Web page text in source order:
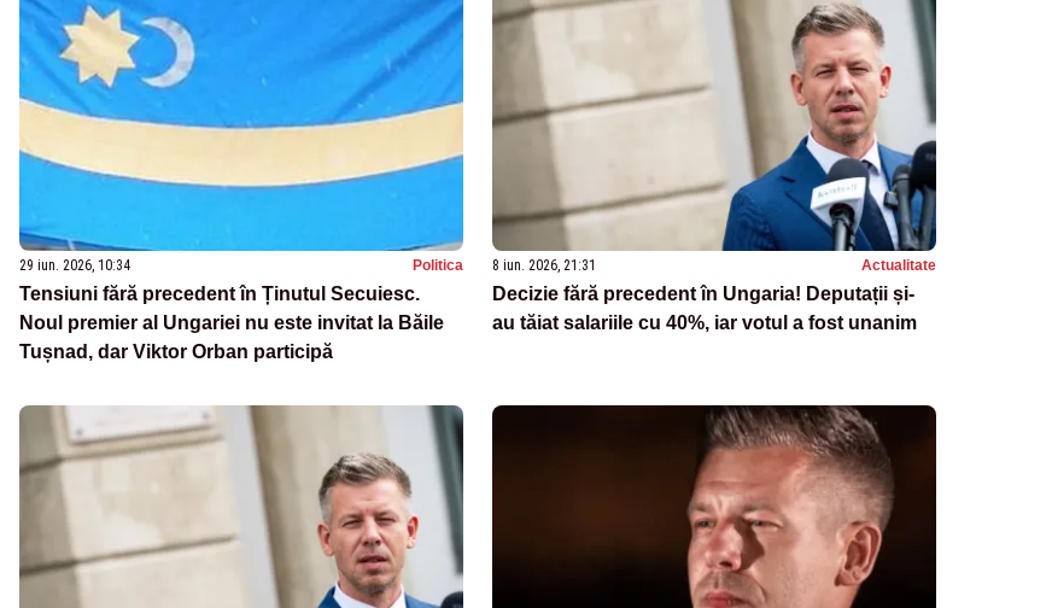
29 iun. 2026, 10:34 Politica
Tensiuni fără precedent în Ținutul Secuiesc.
Noul premier al Ungariei nu este invitat la Băile
Tușnad, dar Viktor Orban participă
8 iun. 2026, 21:31 Actualitate
Decizie fără precedent în Ungaria! Deputații și-
au tăiat salariile cu 40%, iar votul a fost unanim